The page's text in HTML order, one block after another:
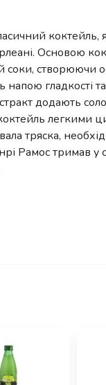
Основою
створюючи
напою гладкості
додають
легкими
тряска,
Рамос тримав у